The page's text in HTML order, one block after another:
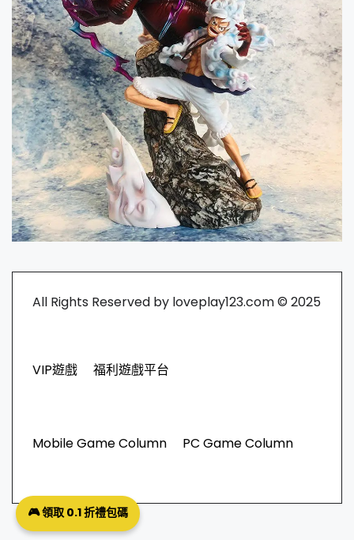
All Rights Reserved by loveplay123.com © 2025
VIP遊戲 福利遊戲平台
Mobile Game Column PC Game Column
🎮 領取 0.1 折禮包碼